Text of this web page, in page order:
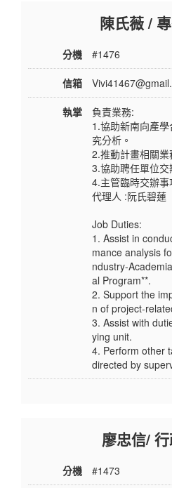
陳氏薇 /
分機 #1476
信箱
執掌
負責業務:
1.協助新南向產
究分析。
2.推動計畫相關業
3.協助聘任單位交
4.主管臨時交辦事
代理人 :阮氏碧蓮
Job Duties:
1. Assist in
mance analysis
ndustry-
al Program**.
2. Support the
n of project-
3. Assist with
ying unit.
4. Perform other
directed by
廖忠信/
分機 #1473